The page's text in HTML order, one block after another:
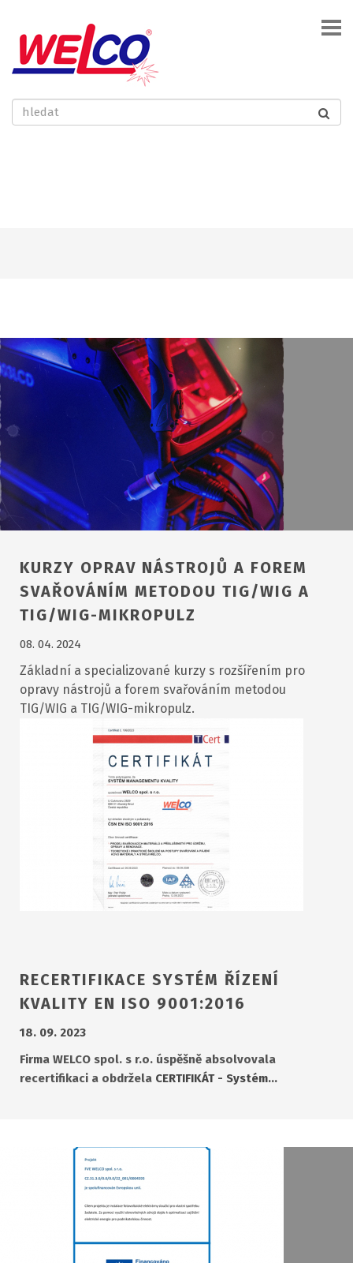
KURZY OPRAV NÁSTROJŮ A FOREM
SVAŘOVÁNÍM METODOU TIG/WIG A
TIG/WIG-MIKROPULZ
08. 04. 2024
Základní a specializované kurzy s rozšířením pro
opravy nástrojů a forem svařováním metodou
TIG/WIG a TIG/WIG-mikropulz.
RECERTIFIKACE SYSTÉM ŘÍZENÍ
KVALITY EN ISO 9001:2016
18. 09. 2023
Firma WELCO spol. s r.o. úspěšně absolvovala
recertifikaci a obdržela CERTIFIKÁT - Systém…